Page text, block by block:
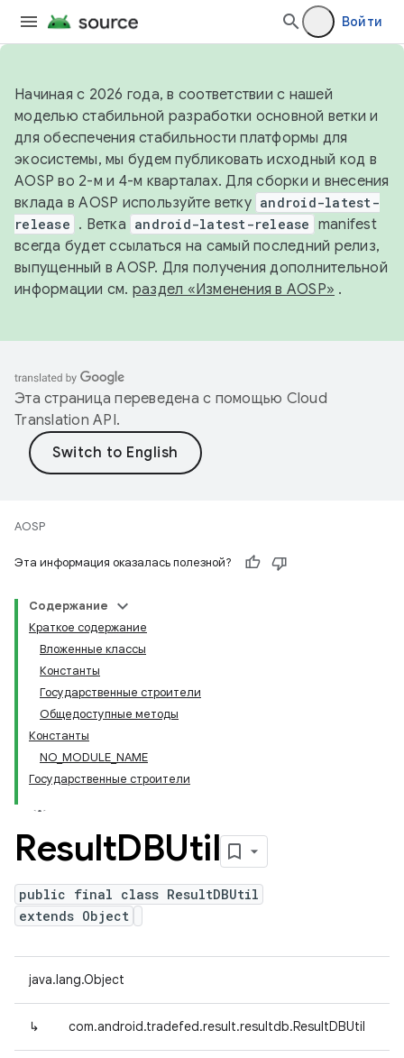
Войти
Начиная с 2026 года, в соответствии с нашей
моделью стабильной разработки основной ветки и
для обеспечения стабильности платформы для
экосистемы, мы будем публиковать исходный код в
AOSP во 2-м и 4-м кварталах. Для сборки и внесения
вклада в AOSP используйте ветку android-latest-
release . Ветка android-latest-release manifest
всегда будет ссылаться на самый последний релиз,
выпущенный в AOSP. Для получения дополнительной
информации см. раздел «Изменения в AOSP» .
Эта страница переведена с помощью Cloud
Translation API.
AOSP
Эта информация оказалась полезной?
Содержание
Краткое содержание
Вложенные классы
Константы
Государственные строители
Общедоступные методы
Константы
NO_MODULE_NAME
Государственные строители
ResultDBUtil
public final class ResultDBUtil
extends Object
java.lang.Object
↳ com.android.tradefed.result.resultdb.ResultDBUtil